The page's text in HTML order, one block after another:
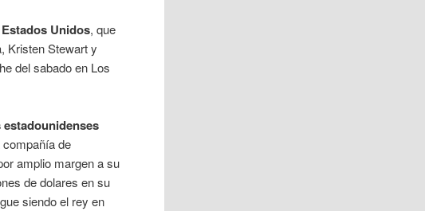
Estados Unidos, que
Kristen Stewart y
del sabado en Los
compañía de
amplio margen a su
de dolares en su
siendo el rey en